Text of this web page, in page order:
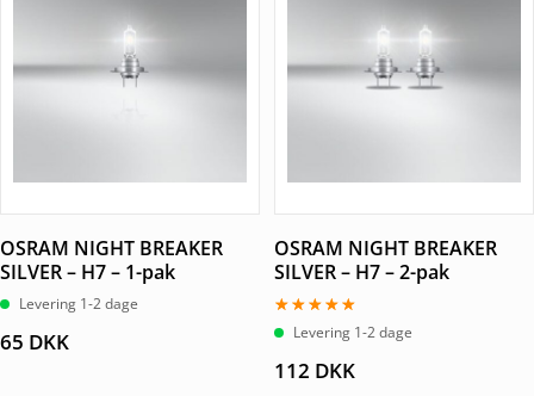
OSRAM NIGHT BREAKER
SILVER – H7 – 1-pak
Levering 1-2 dage
65 DKK
OSRAM NIGHT BREAKER
SILVER – H7 – 2-pak
Vurderet
5.00Levering 1-2 dage
112 DKK